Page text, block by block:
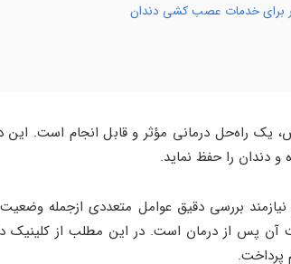
برای خدمات عصب کشی دندان
راه‌حل درمانی مؤثر و قابل انجام است. این
دندان را حفظ نماید.
بررسی دقیق عوامل متعددی ازجمله
آن پس از درمان است. در این مطلب از کلینیک
پرداخت.